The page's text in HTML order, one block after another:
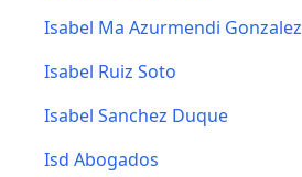
Isabel Ma Azurmendi Gonzalez
Isabel Ruiz Soto
Isabel Sanchez Duque
Isd Abogados